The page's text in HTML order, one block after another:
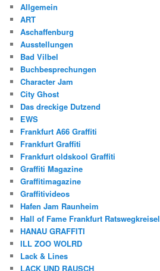
Allgemein
ART
Aschaffenburg
Ausstellungen
Bad Vilbel
Buchbesprechungen
Character Jam
City Ghost
Das dreckige Dutzend
EWS
Frankfurt A66 Graffiti
Frankfurt Graffiti
Frankfurt oldskool Graffiti
Graffiti Magazine
Graffitimagazine
Graffitivideos
Hafen Jam Raunheim
Hall of Fame Frankfurt Ratswegkreisel
HANAU GRAFFITI
ILL ZOO WOLRD
Lack & Lines
LACK UND RAUSCH